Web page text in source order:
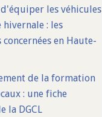
les véhicules
: les
concernées en Haute-
de la formation
: une fiche
la DGCL